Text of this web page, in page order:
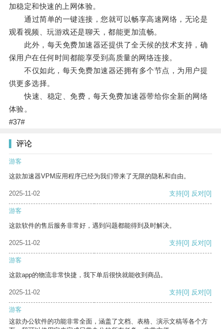
加稳定和快速的上网体验。
通过简单的一键连接，您就可以畅享高速网络，无论是
观看视频、玩游戏还是聊天，都能更加流畅。
此外，每天免费加速器还提供了全天候的技术支持，确
保用户在任何时间都能享受到高质量的网络连接。
不仅如此，每天免费加速器还拥有多个节点，为用户提
供更多选择。
快速、稳定、免费，每天免费加速器带给你全新的网络
体验。
#37#
评论
游客
这款加速器VPM应用程序已经为我们带来了无限的隐私和自由。
2025-11-02 支持[0] 反对[0]
游客
这款软件的售后服务非常好，遇到问题都能得到及时解决。
2025-11-02 支持[0] 反对[0]
游客
这款app的物流非常快捷，我下单后很快就能收到商品。
2025-11-02 支持[0] 反对[0]
游客
这款办公软件的功能非常全面，涵盖了文档、表格、演示文稿等各个方